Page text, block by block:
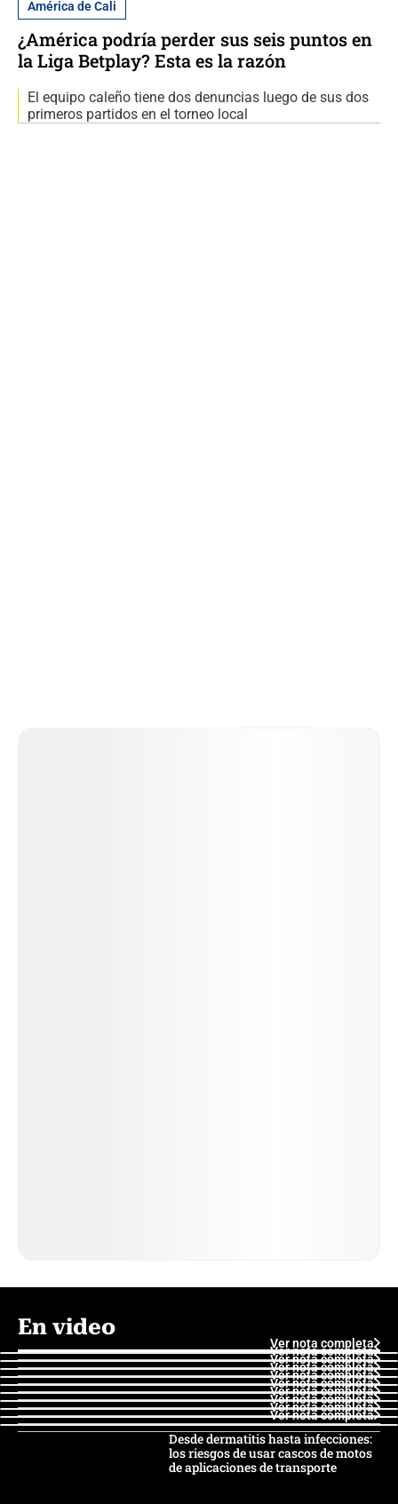
América de Cali
¿América podría perder sus seis puntos en
la Liga Betplay? Esta es la razón
El equipo caleño tiene dos denuncias luego de sus dos
primeros partidos en el torneo local
En video
Ver nota completa
Ver nota completa
Ver nota completa
Ver nota completa
Ver nota completa
Ver nota completa
Ver nota completa
Ver nota completa
Ver nota completa
Ver nota completa
Desde dermatitis hasta infecciones:
los riesgos de usar cascos de motos
de aplicaciones de transporte